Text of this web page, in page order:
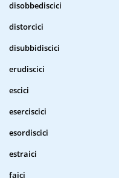
disobbediscici
distorcici
disubbidiscici
erudiscici
escici
eserciscici
esordiscici
estraici
faici